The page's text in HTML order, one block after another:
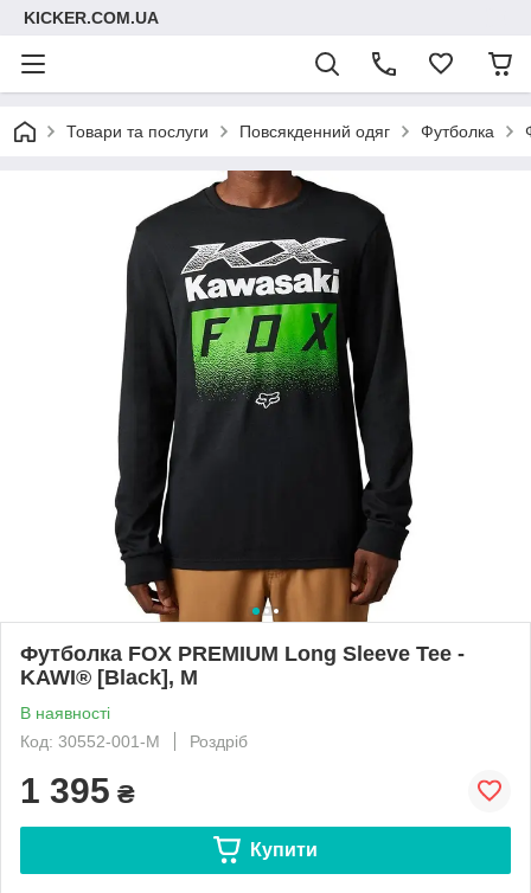
KICKER.COM.UA
Товари та послуги Повсякденний одяг Футболка
Футболка FOX PREMIUM Long Sleeve Tee -
KAWI® [Black], M
В наявності
Код: 30552-001-M
Роздріб
1 395 ₴
Купити